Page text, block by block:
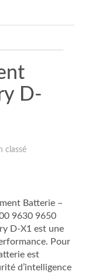
D-
classé
Batterie –
9630 9650
D-X1 est une
Pour
est
d’intelligence